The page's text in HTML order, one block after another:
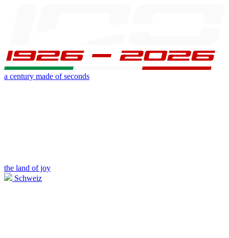
a century made of seconds
the land of joy
Schweiz